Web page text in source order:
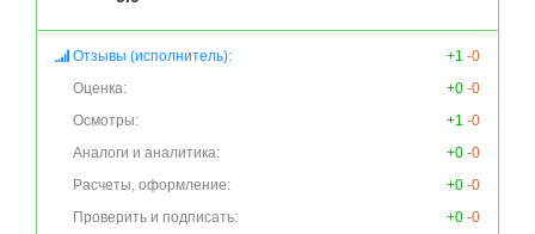
Отзывы (исполнитель): +1 -0
Оценка:
+0 -0
Осмотры:
+1 -0
Аналоги и аналитика:
+0 -0
Расчеты, оформление:
+0 -0
Проверить и подписать:
+0 -0